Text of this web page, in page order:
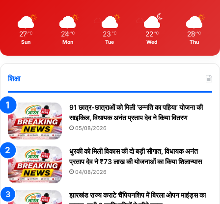
27 ℃
Sun
24 ℃
Mon
23 ℃
Tue
22 ℃
Wed
28 ℃
Thu
शिक्षा
91 छात्र-छात्राओं को मिली ‘उन्नति का पहिया’ योजना की
साइकिल, विधायक अनंत प्रताप देव ने किया वितरण
05/08/2026
धुरकी को मिली विकास की दो बड़ी सौगात, विधायक अनंत
प्रताप देव ने ₹73 लाख की योजनाओं का किया शिलान्यास
04/08/2026
झारखंड राज्य कराटे चैंपियनशिप में बिरला ओपन माइंड्स का